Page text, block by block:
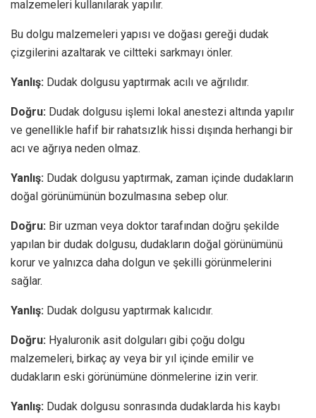
malzemeleri kullanılarak yapılır.
Bu dolgu malzemeleri yapısı ve doğası gereği dudak
çizgilerini azaltarak ve ciltteki sarkmayı önler.
Yanlış: Dudak dolgusu yaptırmak acılı ve ağrılıdır.
Doğru: Dudak dolgusu işlemi lokal anestezi altında yapılır
ve genellikle hafif bir rahatsızlık hissi dışında herhangi bir
acı ve ağrıya neden olmaz.
Yanlış: Dudak dolgusu yaptırmak, zaman içinde dudakların
doğal görünümünün bozulmasına sebep olur.
Doğru: Bir uzman veya doktor tarafından doğru şekilde
yapılan bir dudak dolgusu, dudakların doğal görünümünü
korur ve yalnızca daha dolgun ve şekilli görünmelerini
sağlar.
Yanlış: Dudak dolgusu yaptırmak kalıcıdır.
Doğru: Hyaluronik asit dolguları gibi çoğu dolgu
malzemeleri, birkaç ay veya bir yıl içinde emilir ve
dudakların eski görünümüne dönmelerine izin verir.
Yanlış: Dudak dolgusu sonrasında dudaklarda his kaybı